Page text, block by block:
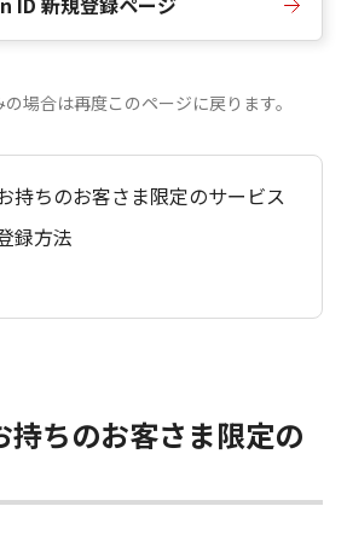
場合は再度このページに戻ります。
持ちのお客さま限定のサービス
録方法
ちのお客さま限定の